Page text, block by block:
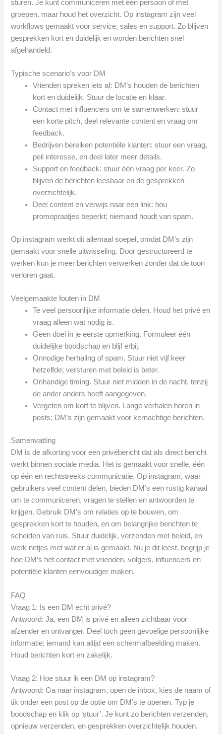
sturen. Je kunt communiceren met één persoon of met
groepen, maar houd het overzicht. Op instagram zijn veel
workflows gemaakt voor service, sales en support. Zo blijven
gesprekken kort en duidelijk en worden berichten snel
afgehandeld.
Typische scenario’s voor DM
Vrienden spreken iets af: DM’s houden de berichten
kort en duidelijk. Stuur de locatie en klaar.
Contact met influencers om te samenwerken: stuur
een korte pitch, deel relevante content en vraag om
feedback.
Bedrijven bereiken potentiële klanten: stuur een vraag,
peil interesse, en deel later meer details.
Support en feedback: stuur één vraag per keer. Zo
blijven de berichten leesbaar en de gesprekken
overzichtelijk.
Deel content en verwijs naar een link: hou
promopraatjes beperkt; niemand houdt van spam.
Op instagram werkt dit allemaal soepel, omdat DM’s zijn
gemaakt voor snelle uitwisseling. Door gestructureerd te
werken kun je meer berichten verwerken zonder dat de toon
verloren gaat.
Veelgemaakte fouten in DM
Te veel persoonlijke informatie delen. Houd het privé en
vraag alleen wat nodig is.
Geen doel in je eerste opmerking. Formuleer één
duidelijke boodschap en blijf erbij.
Onnodige herhaling of spam. Stuur niet vijf keer
hetzelfde; versturen met beleid is beter.
Onhandige timing. Stuur niet midden in de nacht, tenzij
de ander anders heeft aangegeven.
Vergeten om kort te blijven. Lange verhalen horen in
posts; DM’s zijn gemaakt voor kernachtige berichten.
Samenvatting
DM is de afkorting voor een privébericht dat als direct bericht
werkt binnen sociale media. Het is gemaakt voor snelle, één
op één en rechtstreeks communicatie. Op instagram, waar
gebruikers veel content delen, bieden DM’s een rustig kanaal
om te communiceren, vragen te stellen en antwoorden te
krijgen. Gebruik DM’s om relaties op te bouwen, om
gesprekken kort te houden, en om belangrijke berichten te
scheiden van ruis. Stuur duidelijk, verzenden met beleid, en
werk netjes met wat er al is gemaakt. Nu je dit leest, begrijp je
hoe DM’s het contact met vrienden, volgers, influencers en
potentiële klanten eenvoudiger maken.
FAQ
Vraag 1: Is een DM echt privé?
Antwoord: Ja, een DM is privé en alleen zichtbaar voor
afzender en ontvanger. Deel toch geen gevoelige persoonlijke
informatie; iemand kan altijd een schermafbeelding maken.
Houd berichten kort en zakelijk.
Vraag 2: Hoe stuur ik een DM op instagram?
Antwoord: Ga naar instagram, open de inbox, kies de naam of
tik onder een post op de optie om DM’s te openen. Typ je
boodschap en klik op ‘stuur’. Je kunt zo berichten verzenden,
opnieuw verzenden, en gesprekken overzichtelijk houden.